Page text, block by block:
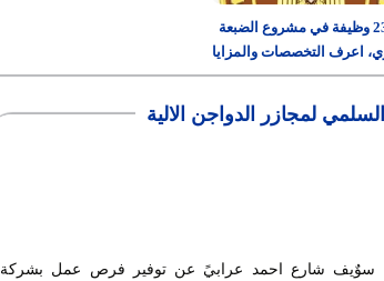
2300 وظيفة في مشروع الضبعة
اعرف التخصصات والمزايا
وطريقة التقديم
لمجازر الدواجن الالية
سوٌيف شارع احمد عرابيً عن توفير فرص عمل بشركة